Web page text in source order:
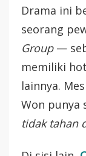
Drama ini
seorang
Group—
memiliki
lainnya.
Won punya
tidak tahan